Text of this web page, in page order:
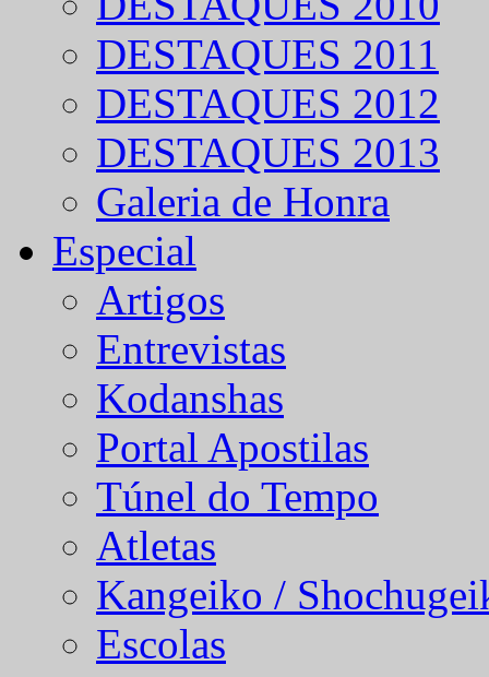
DESTAQUES 2011
DESTAQUES 2012
DESTAQUES 2013
Galeria de Honra
Especial
Artigos
Entrevistas
Kodanshas
Portal Apostilas
Túnel do Tempo
Atletas
Kangeiko /
Escolas